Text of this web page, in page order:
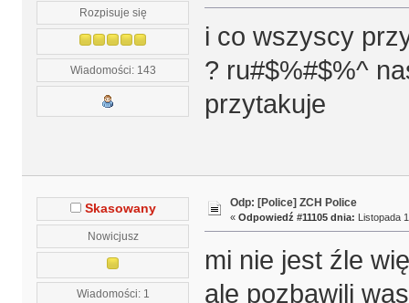
Rozpisuje się
Wiadomości: 143
i co wszyscy
? ru#$%#$%^
przytakuje
Skasowany
Nowicjusz
Wiadomości: 1
Odp: [Police] ZCH Police
« Odpowiedź #11105 dnia: Listopada
mi nie jest źle
ale pozbawili